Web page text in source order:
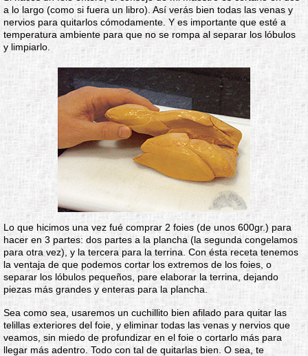
a lo largo (como si fuera un libro). Así verás bien todas las venas y
nervios para quitarlos cómodamente. Y es importante que esté a
temperatura ambiente para que no se rompa al separar los lóbulos
y limpiarlo.
Lo que hicimos una vez fué comprar 2 foies (de unos 600gr.) para
hacer en 3 partes: dos partes a la plancha (la segunda congelamos
para otra vez), y la tercera para la terrina. Con ésta receta tenemos
la ventaja de que podemos cortar los extremos de los foies, o
separar los lóbulos pequeños, pare elaborar la terrina, dejando
piezas más grandes y enteras para la plancha.
Sea como sea, usaremos un cuchillito bien afilado para quitar las
telillas exteriores del foie, y eliminar todas las venas y nervios que
veamos, sin miedo de profundizar en el foie o cortarlo más para
llegar más adentro. Todo con tal de quitarlas bien. O sea, te